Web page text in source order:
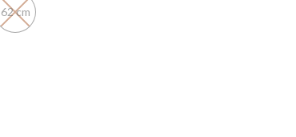
62 cm